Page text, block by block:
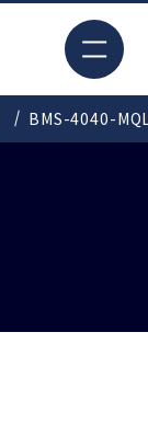
EN
BMS-4040-